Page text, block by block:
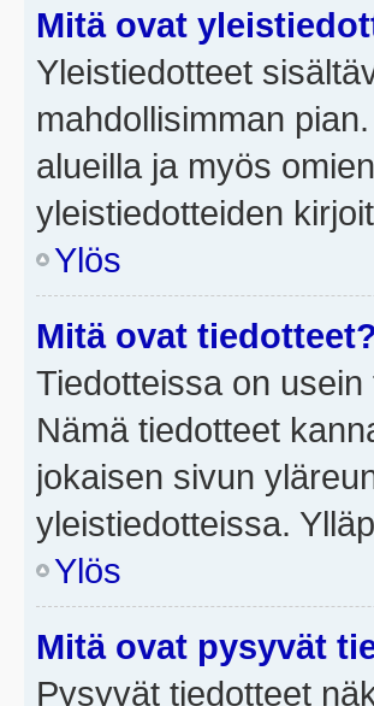
Mitä ovat
Yleistiedotteet
mahdollisimman
alueilla ja myös
yleistiedotteiden
Ylös
Mitä ovat tiedotteet?
Tiedotteissa on
Nämä tiedotteet
jokaisen sivun
yleistiedotteissa.
Ylös
Mitä ovat pysyvät
Pysyvät tiedotteet